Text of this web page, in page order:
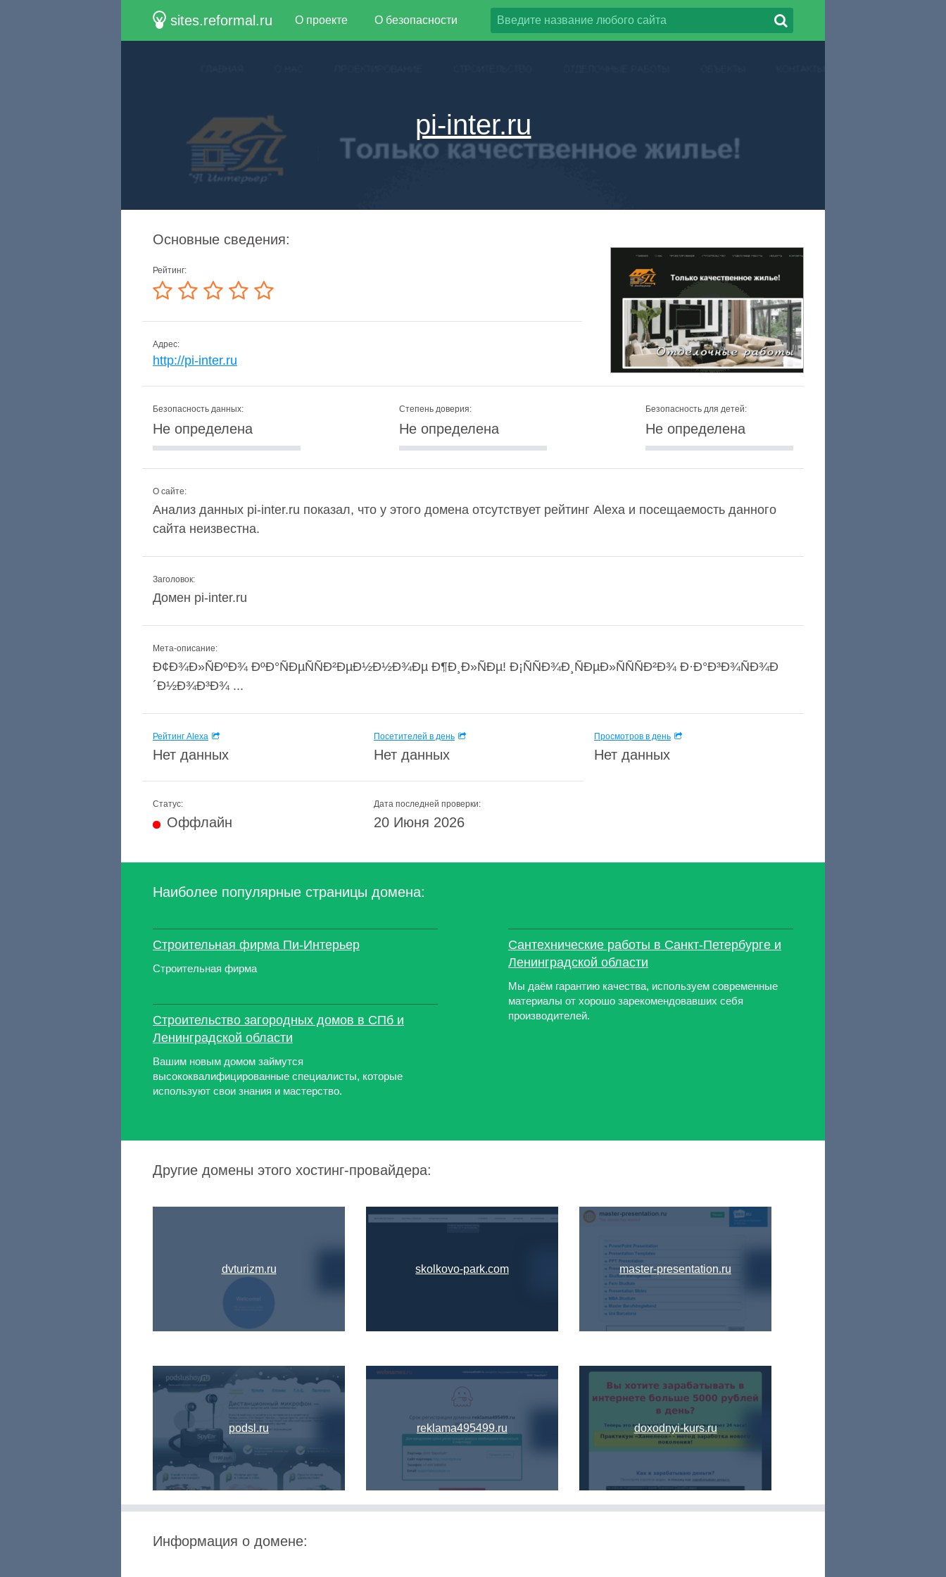
sites.reformal.ru О проекте О безопасности
pi-inter.ru
Основные сведения:
Рейтинг:
Адрес:
http://pi-inter.ru
Безопасность данных:
Не определена
Степень доверия:
Не определена
Безопасность для детей:
Не определена
О сайте:
Анализ данных pi-inter.ru показал, что у этого домена отсутствует рейтинг Alexa и посещаемость данного
сайта неизвестна.
Заголовок:
Домен pi-inter.ru
Мета-описание:
Ð¢Ð¾Ð»ÑÐºÐ¾ ÐºÐ°ÑÐµÑÑÐ²ÐµÐ½Ð½Ð¾Ðµ Ð¶Ð¸Ð»ÑÐµ! Ð¡ÑÑÐ¾Ð¸ÑÐµÐ»ÑÑÑÐ²Ð¾ Ð·Ð°Ð³Ð¾ÑÐ¾Ð
´Ð½Ð¾Ð³Ð¾ ...
Рейтинг Alexa
Нет данных
Посетителей в день
Нет данных
Просмотров в день
Нет данных
Статус:
Оффлайн
Дата последней проверки:
20 Июня 2026
Наиболее популярные страницы домена:
Строительная фирма Пи-Интерьер
Строительная фирма
Строительство загородных домов в СПб и
Ленинградской области
Вашим новым домом займутся
высококвалифицированные специалисты, которые
используют свои знания и мастерство.
Сантехнические работы в Санкт-Петербурге и
Ленинградской области
Мы даём гарантию качества, используем современные
материалы от хорошо зарекомендовавших себя
производителей.
Другие домены этого хостинг-провайдера:
dvturizm.ru
podsl.ru
skolkovo-park.com
reklama495499.ru
master-presentation.ru
doxodnyi-kurs.ru
Информация о домене: